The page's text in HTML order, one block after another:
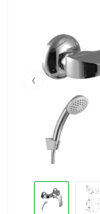
‹